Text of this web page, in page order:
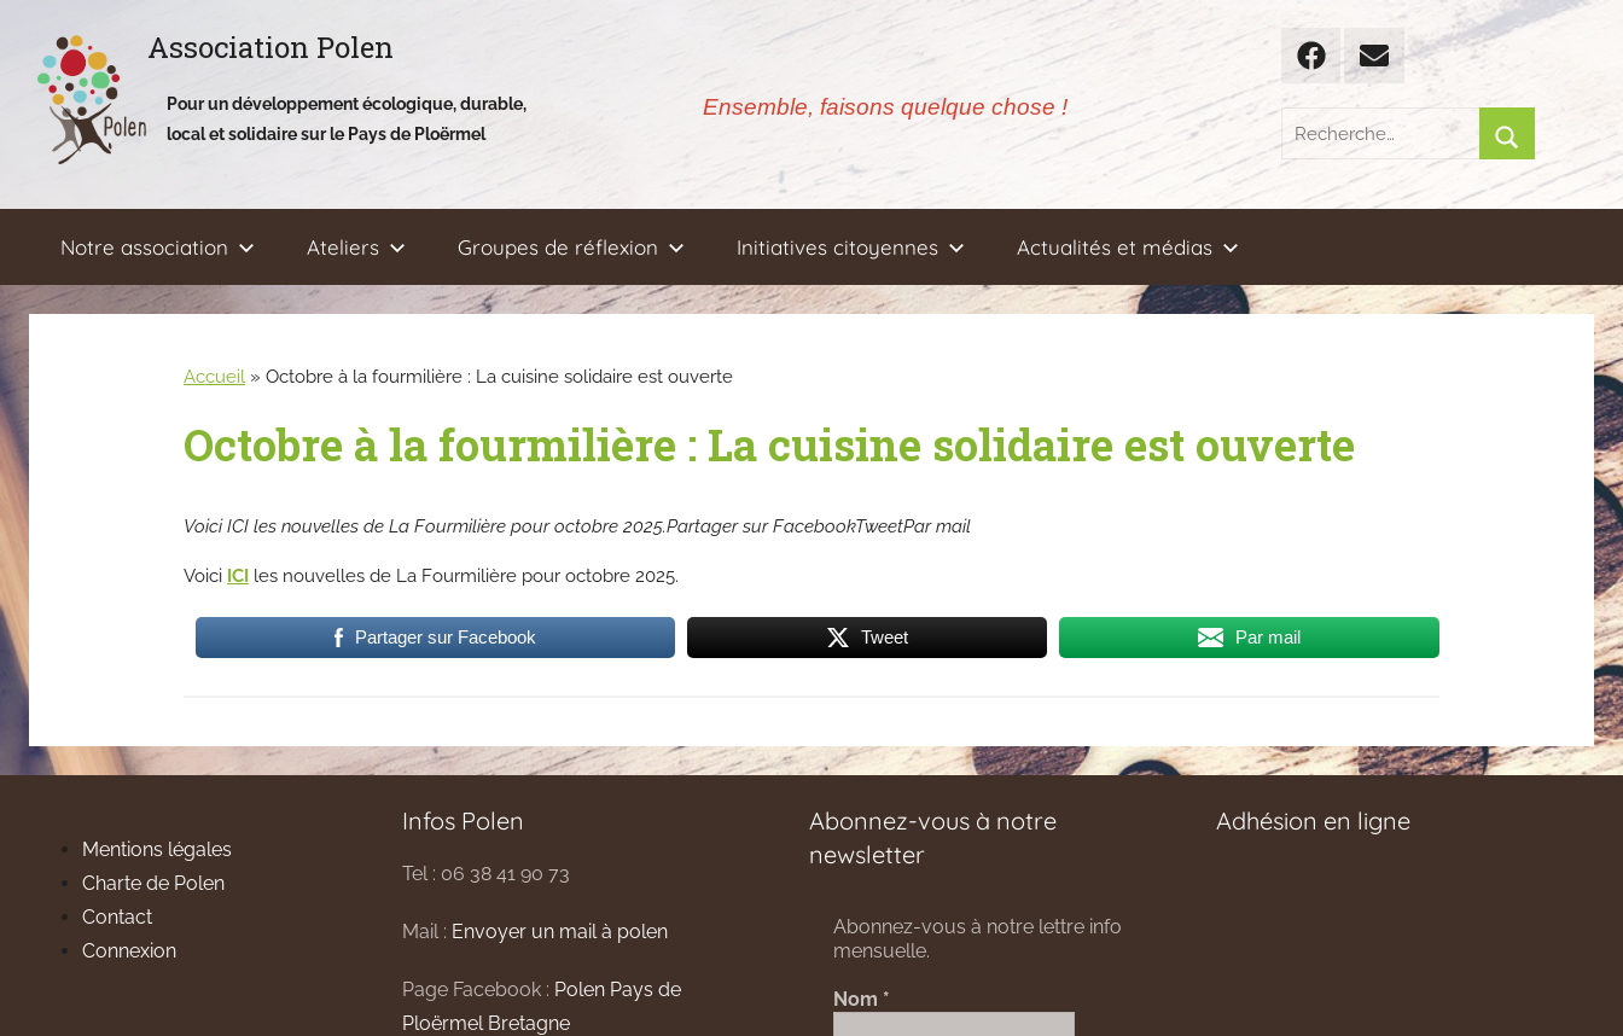
contenu
Association Polen
Pour un développement écologique, durable,
local et solidaire sur le Pays de Ploërmel
Ensemble, faisons quelque chose !
FacebookEmail
Recherche
pour
Rechercher
Notre association Ateliers Groupes de réflexion Initiatives citoyennes Actualités et médias
Accueil » Octobre à la fourmilière : La cuisine solidaire est ouverte
Octobre à la fourmilière : La cuisine solidaire est ouverte
Voici ICI les nouvelles de La Fourmilière pour octobre 2025.Partager sur FacebookTweetPar mail
Voici ICI les nouvelles de La Fourmilière pour octobre 2025.
Partager sur Facebook Tweet Par mail
Mentions légales
Charte de Polen
Contact
Connexion
Infos Polen
Tel : 06 38 41 90 73
Mail : Envoyer un mail à polen
Page Facebook : Polen Pays de
Ploërmel Bretagne
Abonnez-vous à notre
newsletter
Abonnez-vous à notre lettre info
mensuelle.
Nom *
Adhésion en ligne